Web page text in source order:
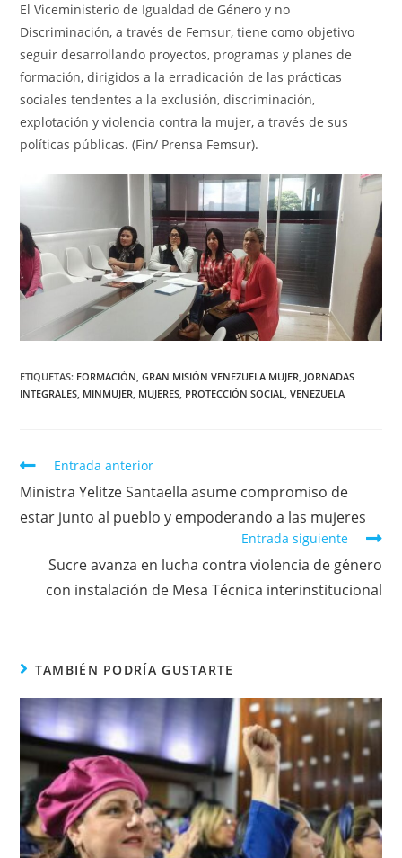
‎El Viceministerio de Igualdad de Género y no
Discriminación, a través de Femsur, tiene como objetivo
seguir desarrollando proyectos, programas y planes de
formación, dirigidos a la erradicación de las prácticas
sociales tendentes a la exclusión, discriminación,
explotación y violencia contra la mujer, a través de sus
políticas públicas. (Fin/ Prensa Femsur).
ETIQUETAS: FORMACIÓN, GRAN MISIÓN VENEZUELA MUJER, JORNADAS
INTEGRALES, MINMUJER, MUJERES, PROTECCIÓN SOCIAL, VENEZUELA
Entrada anterior
Ministra Yelitze Santaella asume compromiso de
estar junto al pueblo y empoderando a las mujeres
Entrada siguiente
Sucre avanza en lucha contra violencia de género
con instalación de Mesa Técnica interinstitucional
TAMBIÉN PODRÍA GUSTARTE